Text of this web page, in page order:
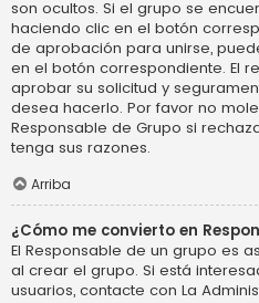
son ocultos. Si el grupo se
haciendo clic en el botón
de aprobación para unirse,
en el botón correspondiente. El
aprobar su solicitud y
desea hacerlo. Por favor no
Responsable de Grupo si
tenga sus razones.
Arriba
¿Cómo me convierto en
El Responsable de un grupo es
al crear el grupo. Si está
usuarios, contacte con La